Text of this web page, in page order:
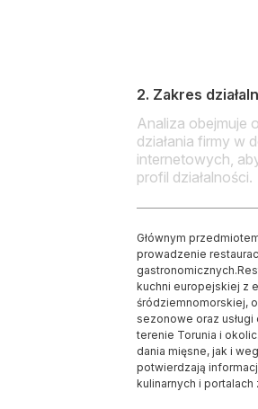
2. Zakres
Analiza obejmuje
działania firmy w
internetowych,
profil działalności.
Głównym
prowadzenie
kuchni europejskiej z
śródziemnomorskiej,
sezonowe oraz
terenie Torunia i
dania mięsne, jak i
potwierdzają
kulinarnych i